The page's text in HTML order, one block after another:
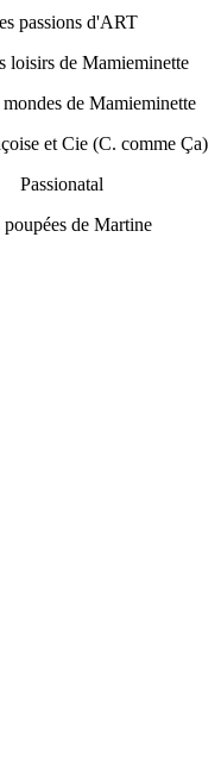
passions d'ART
loisirs de Mamieminette
de Mamieminette
et Cie (C. comme Ça)
Passionatal
poupées de Martine